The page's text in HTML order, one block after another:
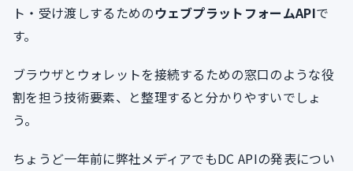
ト・受け渡しするためのウェブプラットフォームAPIで
す。
ブラウザとウォレットを接続するための窓口のような役
割を担う技術要素、と整理すると分かりやすいでしょ
う。
ちょうど一年前に弊社メディアでもDC APIの発表につい